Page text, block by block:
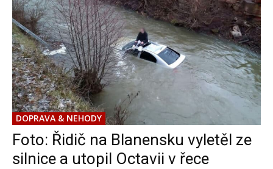
DOPRAVA & NEHODY
Foto: Řidič na Blanensku vyletěl ze
silnice a utopil Octavii v řece